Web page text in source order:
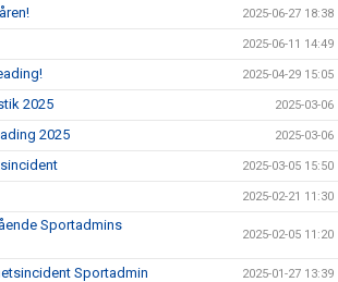
2025-06-27 18:38
2025-06-11 14:49
2025-04-29 15:05
2025 2025-03-06
2025 2025-03-06
2025-03-05 15:50
2025-02-21 11:30
Sportadmins
2025-02-05 11:20
Sportadmin 2025-01-27 13:39